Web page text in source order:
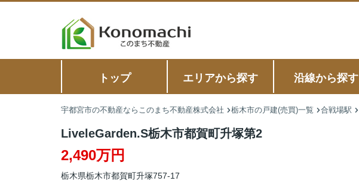
トップ エリアから探す 沿線から探す
宇都宮市の不動産ならこのまち不動産株式会社 栃木市の戸建(売買)一覧 合戦場駅
LiveleGarden.S栃木市都賀町升塚第2
2,490万円
栃木県栃木市都賀町升塚757-17